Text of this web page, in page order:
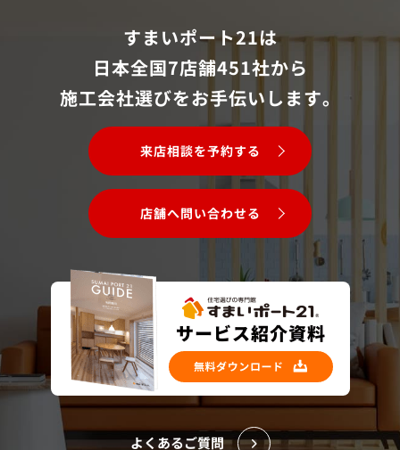
すまいポート21は
日本全国7店舗451社から
施工会社選びをお手伝いします。
来店相談を予約する
店舗へ問い合わせる
よくあるご質問